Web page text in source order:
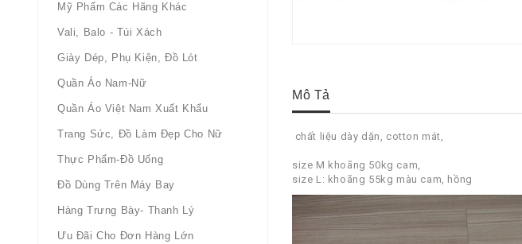
Mỹ Phẩm Các Hãng Khác
Vali, Balo - Túi Xách
Giày Dép, Phụ Kiện, Đồ Lót
Quần Áo Nam-Nữ
Quần Áo Việt Nam Xuất Khẩu
Trang Sức, Đồ Làm Đẹp Cho Nữ
Thực Phẩm-Đồ Uống
Đồ Dùng Trên Máy Bay
Hàng Trưng Bày- Thanh Lý
Ưu Đãi Cho Đơn Hàng Lớn
Mô Tả
chất liệu dày dặn, cotton mát,
size M khoãng 50kg cam,
size L: khoãng 55kg màu cam, hồng